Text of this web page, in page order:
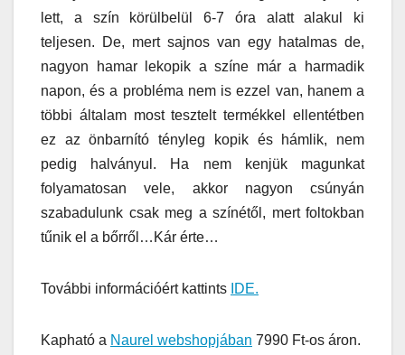
lett, a szín körülbelül 6-7 óra alatt alakul ki
teljesen. De, mert sajnos van egy hatalmas de,
nagyon hamar lekopik a színe már a harmadik
napon, és a probléma nem is ezzel van, hanem a
többi általam most tesztelt termékkel ellentétben
ez az önbarnító tényleg kopik és hámlik, nem
pedig halványul. Ha nem kenjük magunkat
folyamatosan vele, akkor nagyon csúnyán
szabadulunk csak meg a színétől, mert foltokban
tűnik el a bőrről…Kár érte…
További információért kattints IDE.
Kapható a Naurel webshopjában 7990 Ft-os áron.